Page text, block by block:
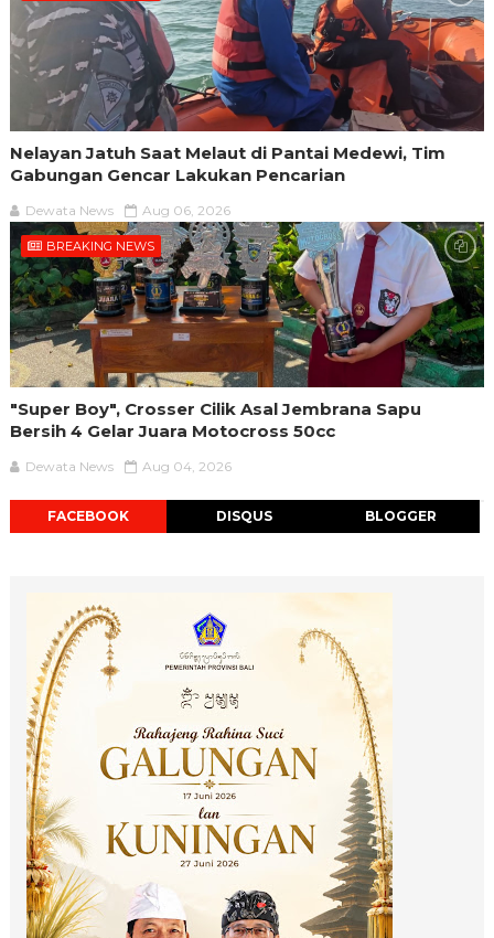
Nelayan Jatuh Saat Melaut di Pantai Medewi, Tim
Gabungan Gencar Lakukan Pencarian
Dewata News Aug 06, 2026
BREAKING NEWS
"Super Boy", Crosser Cilik Asal Jembrana Sapu
Bersih 4 Gelar Juara Motocross 50cc
Dewata News Aug 04, 2026
FACEBOOK DISQUS BLOGGER